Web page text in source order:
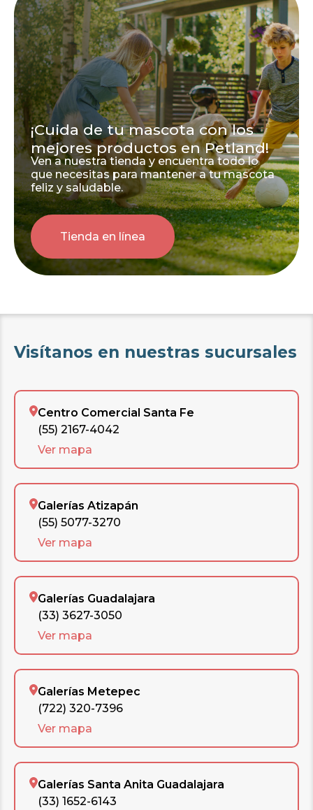
¡Cuida de tu mascota con los
mejores productos en Petland!
Ven a nuestra tienda y encuentra todo lo
que necesitas para mantener a tu mascota
feliz y saludable.
Tienda en línea
Visítanos en nuestras sucursales
Centro Comercial Santa Fe
(55) 2167-4042
Ver mapa
Galerías Atizapán
(55) 5077-3270
Ver mapa
Galerías Guadalajara
(33) 3627-3050
Ver mapa
Galerías Metepec
(722) 320-7396
Ver mapa
Galerías Santa Anita Guadalajara
(33) 1652-6143